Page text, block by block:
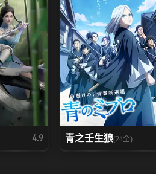
4.9 青之壬生狼(24全)